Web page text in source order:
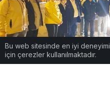
Bu web sitesinde en iyi deneyimi
için çerezler kullanılmaktadır.